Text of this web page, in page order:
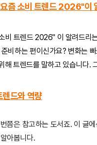
즘 소비 트렌드 2026"
비 트렌드 2026" 이 알려드리
비하는 편이신가요? 변화는
해 트렌드를 말하고 있습니다
드와 역량
쯤은 참고하는 도서죠. 이
아봅니다.